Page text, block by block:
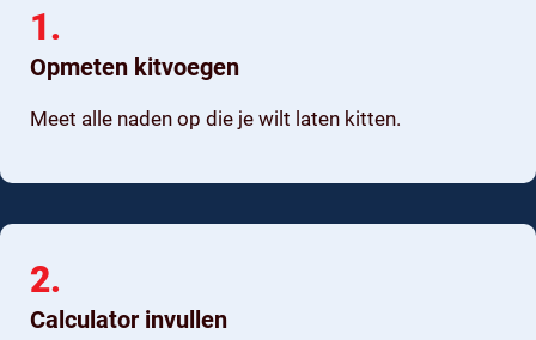
Opmeten kitvoegen
1.
Meet alle naden op die je wilt laten kitten.
Calculator invullen
2.